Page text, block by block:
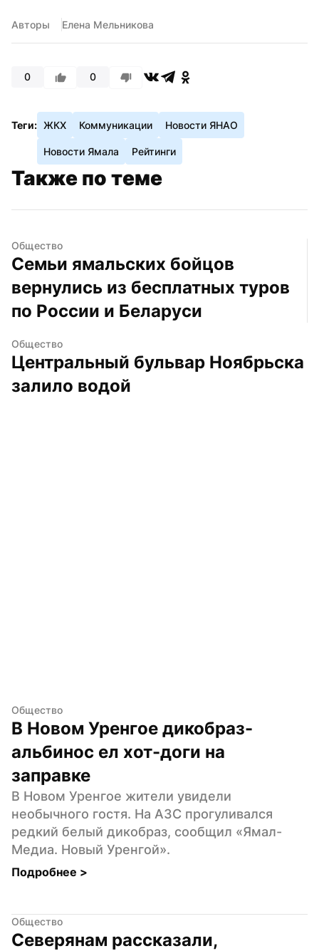
Авторы Елена Мельникова
0 0
Теги: ЖКХ Коммуникации Новости ЯНАО
Новости Ямала Рейтинги
Также по теме
Общество
Семьи ямальских бойцов
вернулись из бесплатных туров
по России и Беларуси
Общество
Центральный бульвар Ноябрьска
залило водой
Общество
В Новом Уренгое дикобраз-
альбинос ел хот-доги на
заправке
В Новом Уренгое жители увидели
необычного гостя. На АЗС прогуливался
редкий белый дикобраз, сообщил «Ямал-
Медиа. Новый Уренгой».
Подробнее >
Общество
Северянам рассказали,